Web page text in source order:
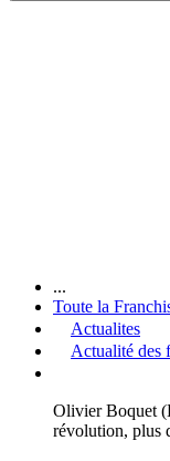
...
Toute la
Actualites
Actualité des
Olivier Boquet
révolution, plus